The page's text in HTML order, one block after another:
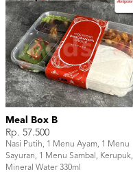
Meal Box B
Rp. 57.500
Nasi Putih, 1 Menu Ayam, 1 Menu
Sayuran, 1 Menu Sambal, Kerupuk,
Mineral Water 330ml